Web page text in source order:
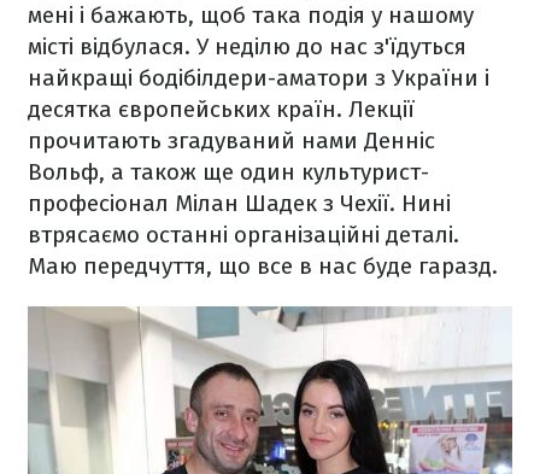
мені і бажають, щоб така подія у нашому
місті відбулася. У неділю до нас з'їдуться
найкращі бодібілдери-аматори з України і
десятка європейських країн. Лекції
прочитають згадуваний нами Денніс
Вольф, а також ще один культурист-
професіонал Мілан Шадек з Чехії. Нині
втрясаємо останні організаційні деталі.
Маю передчуття, що все в нас буде гаразд.